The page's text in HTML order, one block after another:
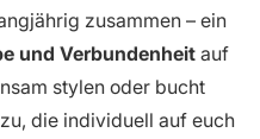
zusammen – ein
und Verbundenheit auf
stylen oder bucht
die individuell auf euch